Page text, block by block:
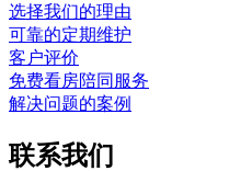
选择我们的理由
可靠的定期维护
客户评价
免费看房陪同服务
解决问题的案例
联系我们